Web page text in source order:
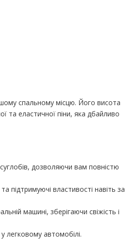
спальному місцю. Його висота
та еластичної піни, яка дбайливо
дозволяючи вам повністю
властивості навіть за
машині, зберігаючи свіжість і
легковому автомобілі.